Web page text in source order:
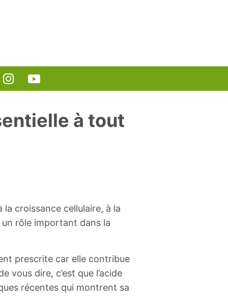
à tout
la croissance cellulaire, à la
rôle important dans la
prescrite car elle contribue
vous dire, c’est que l’acide
récentes qui montrent sa